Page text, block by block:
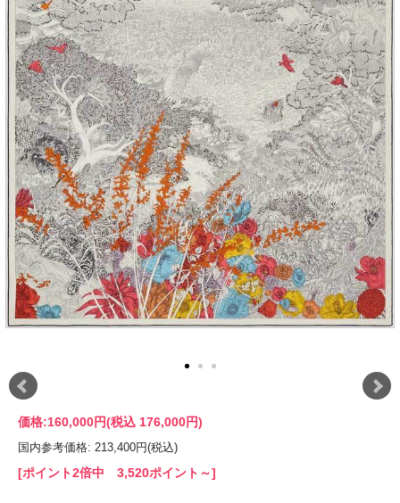
価格:160,000円(税込 176,000円)
国内参考価格: 213,400円(税込)
[ポイント2倍中 3,520ポイント～]